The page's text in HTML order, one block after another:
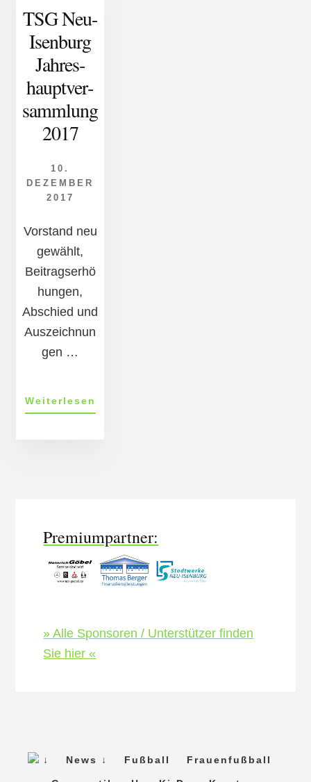
TSG Neu-
Isen­burg
Jahr­es­
haupt­ver­
samm­lung
2017
10.
DEZEMBER
2017
Vorstand neu
gewählt,
Beitragserhö
hungen,
Abschied und
Auszeichnun
gen …
Weiterlesen
Neu-
lung
2017
Premiumpartner:
» Alle Sponsoren / Unterstützer finden
Sie hier «
↓ News ↓ Fußball Frauenfußball